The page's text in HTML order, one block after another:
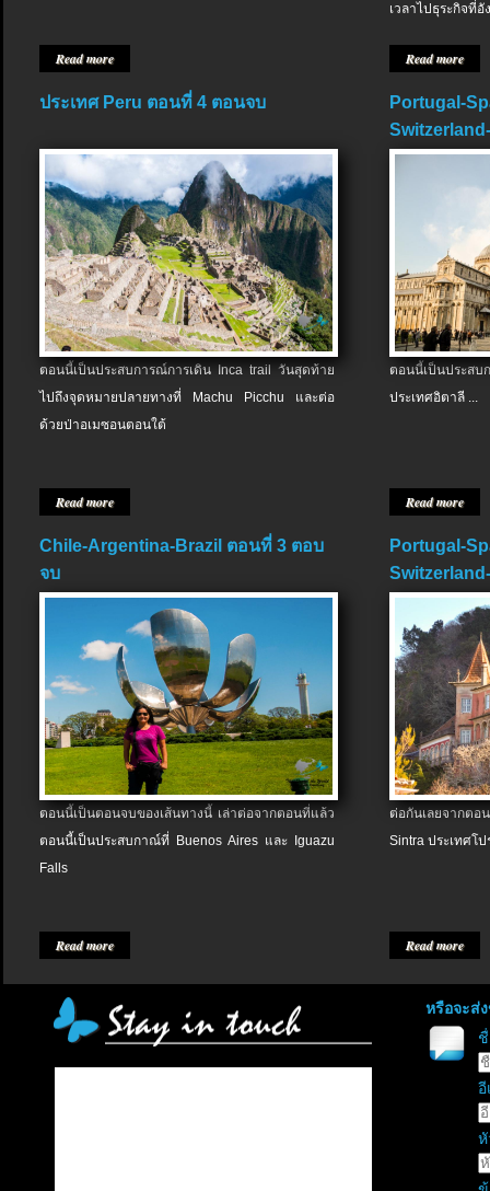
Read more
เวลาไปธุระกิจที่อั
Read more
ประเทศ Peru ตอนที่ 4 ตอนจบ
ตอนนี้เป็นประสบการณ์การเดิน Inca trail วันสุดท้าย
ไปถึงจุดหมายปลายทางที่ Machu Picchu และต่อ
ด้วยป่าอเมซอนตอนใต้
Read more
Portugal-
ตอนนี้เป็นประส
ประเทศอิตาลี ...
Read more
Chile-Argentina-Brazil ตอนที่ 3 ตอบ
จบ
ตอนนี้เป็นตอนจบของเส้นทางนี้ เล่าต่อจากตอนที่แล้ว
ตอนนี้เป็นประสบกาณ์ที่ Buenos Aires และ Iguazu
Falls
Read more
Portugal-
ต่อกันเลยจากต
Sintra ประเทศโป
Read more
หรือจะส่
อี
หั